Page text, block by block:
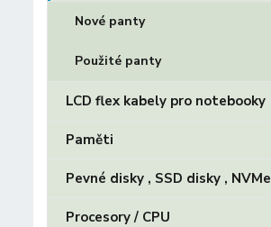
Nové panty
Použité panty
LCD flex kabely pro notebooky
Paměti
Pevné disky , SSD disky , NVMe
Procesory / CPU